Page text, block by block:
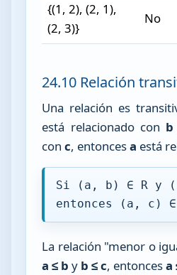
{(1, 2), (2, 1),
(2, 3)}
No
24.10 Relación
Una relación es
está relacionado con b
conc, entoncesa está
Si (a, b) ∈ R y
entonces (a, c) ∈
La relación "menor o
a ≤ b y b ≤ c, entoncesa